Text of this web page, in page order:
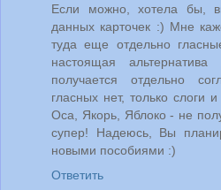
Если можно, хотела бы,
данных карточек :) Мне
туда еще отдельно
настоящая
получается отдельно
гласных нет, только слоги
Оса, Якорь, Яблоко - не
супер! Надеюсь, Вы
новыми пособиями :)
Ответить